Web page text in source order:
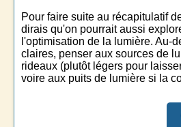
Pour faire suite au récapitulatif
dirais qu'on pourrait aussi
l'optimisation de la lumière. Au-
claires, penser aux sources de
rideaux (plutôt légers pour
voire aux puits de lumière si la